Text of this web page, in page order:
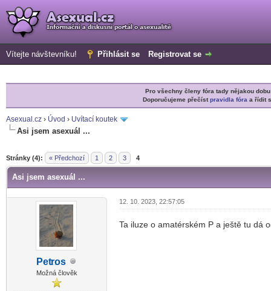
Vítejte návštevníku! Přihlásit se Registrovat se
Pro všechny členy fóra tady nějakou
Doporučujeme přečístpravidla fóra a řídit
Asexual.cz › Úvod › Uvítací koutek
Asi jsem asexuál ...
Stránky (4): « Předchozí 1 2 3 4
Asi jsem asexuál ...
Petros
Možná člověk
12. 10. 2023, 22:57:05
Ta iluze o amatérském P a ještě tu dá